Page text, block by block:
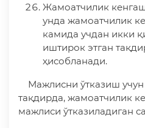
Жамоатчилик
унда жамоатчилик
камида учдан икки
иштирок этган
ҳисобланади.
Мажлисни ўтказиш
тақдирда, жамоатчилик
мажлиси ўтказиладиган